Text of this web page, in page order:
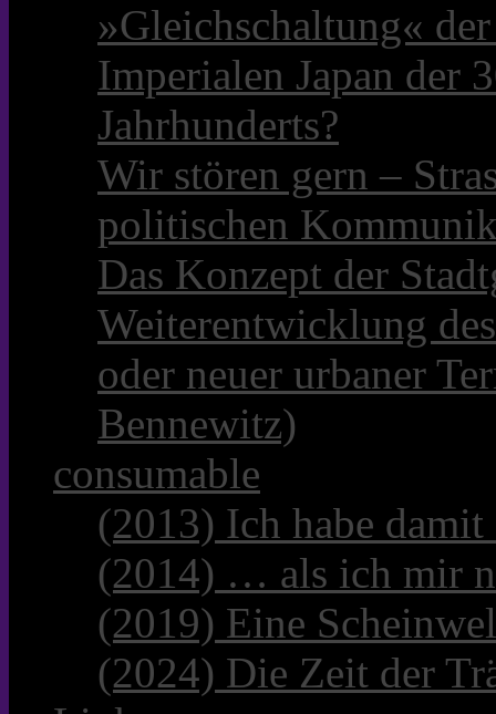
»Gleichschaltung«
Imperialen Japan der
Jahrhunderts?
Wir stören gern –
politischen
Das Konzept der
Weiterentwicklung
oder neuer urbaner
Bennewitz)
consumable
(2013) Ich habe
(2014) … als ich mir
(2019) Eine
(2024) Die Zeit der